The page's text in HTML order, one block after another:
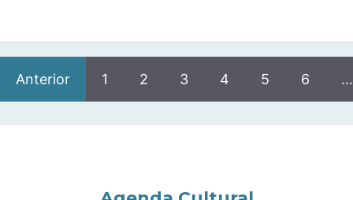
Anterior 1 2 3 4 5 6 …